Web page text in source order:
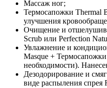
Массаж ног;
Термосапожки Thermal
улучшения
Очищение и
Scrub или Perfection
Увлажнение и
Masque +
необходимости).
Дезодорирование и
виде распыления спрея